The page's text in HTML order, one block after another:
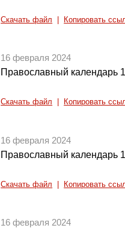
Скачать файл Копировать
16 февраля 2024
Православный календарь
Скачать файл Копировать
16 февраля 2024
Православный календарь
Скачать файл Копировать
16 февраля 2024